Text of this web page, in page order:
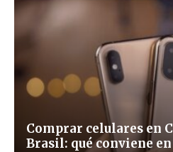
Comprar celulares en
Brasil: qué conviene